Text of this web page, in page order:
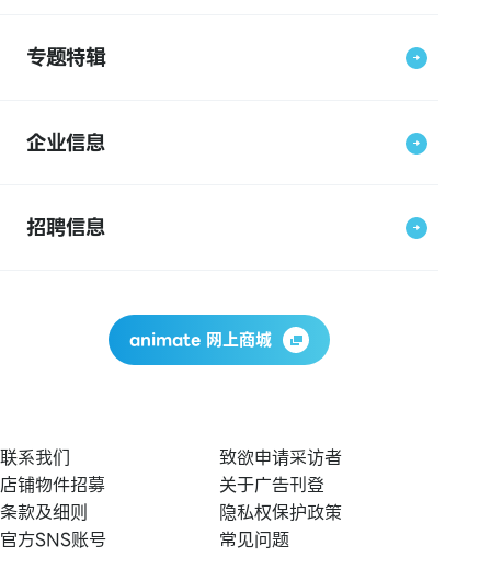
专题特辑
企业信息
招聘信息
animate 网上商城
联系我们
致欲申请采访者
店铺物件招募
关于广告刊登
条款及细则
隐私权保护政策
官方SNS账号
常见问题